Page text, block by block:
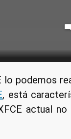
lo podemos
, está
actual no